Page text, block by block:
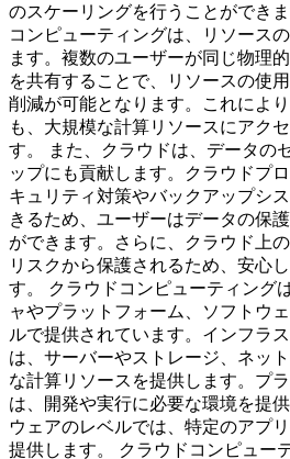
のスケーリングを行うことができ
コンピューティングは、リソース
ます。複数のユーザーが同じ物理
を共有することで、リソースの使
削減が可能となります。これによ
も、大規模な計算リソースにアク
す。 また、クラウドは、データの
ップにも貢献します。クラウドプ
キュリティ対策やバックアップシ
きるため、ユーザーはデータの保
ができます。さらに、クラウド上
リスクから保護されるため、安心
す。 クラウドコンピューティング
ャやプラットフォーム、ソフトウ
ルで提供されています。インフラ
は、サーバーやストレージ、ネッ
な計算リソースを提供します。プ
は、開発や実行に必要な環境を提
ウェアのレベルでは、特定のアプ
提供します。 クラウドコンピュー